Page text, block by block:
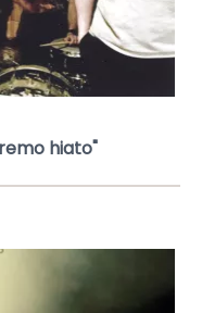
hiato"